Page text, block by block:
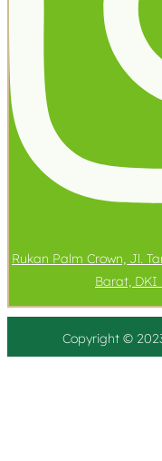
Rukan Palm Crown, Jl.
Barat, DKI
Copyright ©